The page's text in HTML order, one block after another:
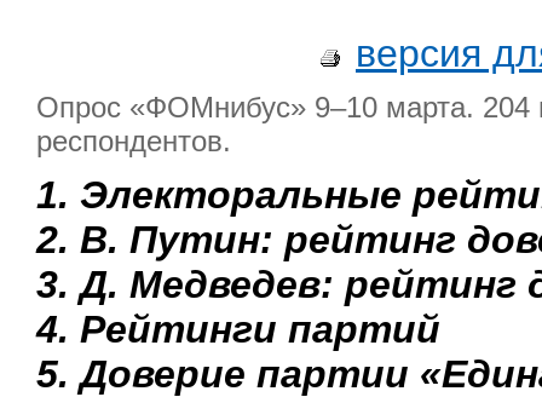
версия
Опрос «ФОМнибус» 9–10 марта. 204
респондентов.
1. Электоральные
2. В. Путин: рейтинг
3. Д. Медведев: рейтинг
4. Рейтинги партий
5. Доверие партии